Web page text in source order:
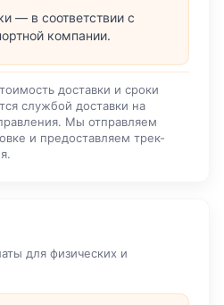
— в соответствии с
компании.
доставки и сроки
службой доставки на
Мы отправляем
и предоставляем трек-
для физических и